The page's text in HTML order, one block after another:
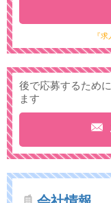
『
後で応募するため
ます